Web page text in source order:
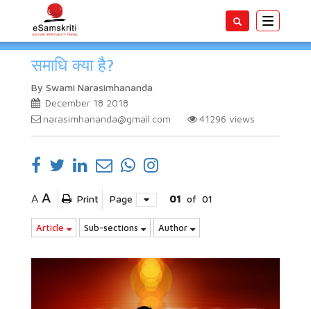
Toggle
समाधि क्या है?
By Swami Narasimhananda
December 18 2018
narasimhananda@gmail.com
41296 views
A A Print Page 01 of 01
Article Sub-sections Author